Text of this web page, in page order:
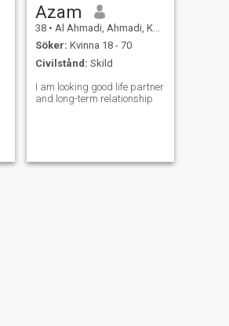
Azam
38 • Al Ahmadi, Ahmadi, Kuwait
Söker: Kvinna 18 - 70
Civilstånd: Skild
I am looking good life partner
and long-term relationship